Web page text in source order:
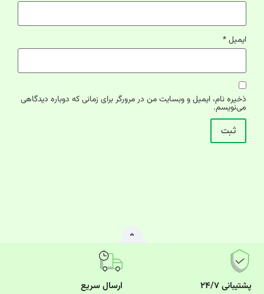
ایمیل*
ذخیره نام، ایمیل و وبسایت من در مرورگر برای زمانی که دوباره دیدگاهی
می‌نویسم.
پشتیبانی ۲۴/۷ ارسال سریع